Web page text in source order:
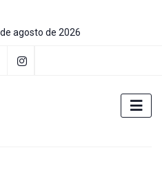
agosto de 2026